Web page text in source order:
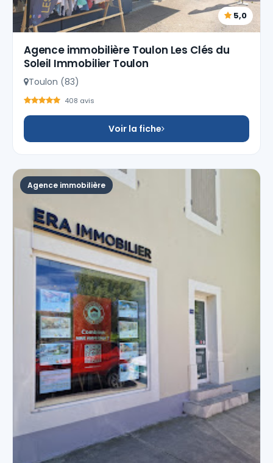
5,0
Agence immobilière Toulon Les Clés du
Soleil Immobilier Toulon
Toulon (83)
408 avis
Voir la fiche
Agence immobilière